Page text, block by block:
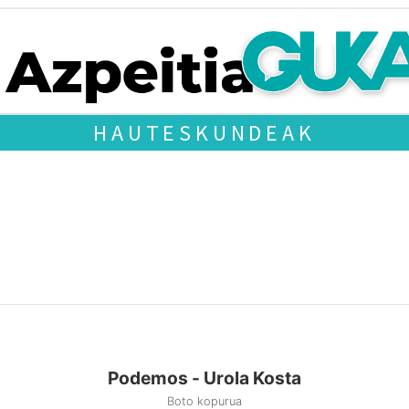
HAUTESKUNDEAK
Podemos - Urola Kosta
Boto kopurua